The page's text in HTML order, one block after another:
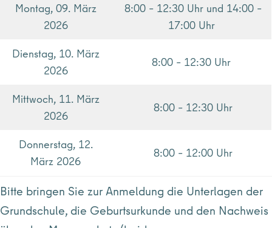
Montag, 09. März
2026
8:00 – 12:30 Uhr und 14:00 –
17:00 Uhr
Dienstag, 10. März
2026
8:00 – 12:30 Uhr
Mittwoch, 11. März
2026
8:00 – 12:30 Uhr
Donnerstag, 12.
März 2026
8:00 – 12:00 Uhr
Bitte bringen Sie zur Anmeldung die Unterlagen der
Grundschule, die Geburtsurkunde und den Nachweis